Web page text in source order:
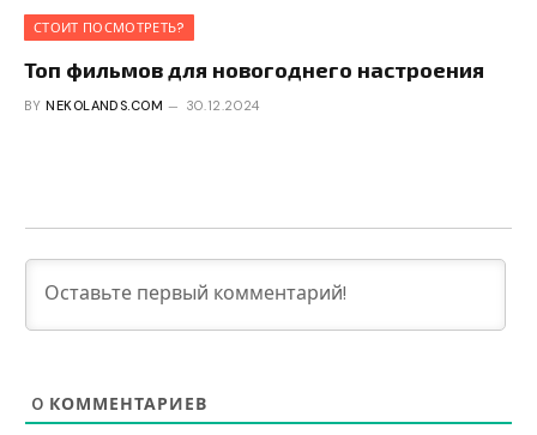
СТОИТ ПОСМОТРЕТЬ?
Топ фильмов для новогоднего настроения
BY NEKOLANDS.COM 30.12.2024
0 КОММЕНТАРИЕВ